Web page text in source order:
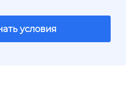
условия